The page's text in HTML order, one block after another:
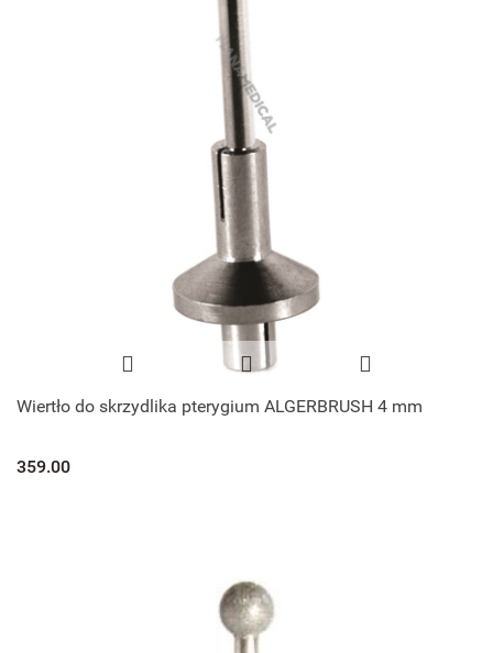
Wiertło do skrzydlika pterygium ALGERBRUSH 4 mm
359.00